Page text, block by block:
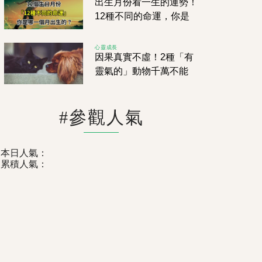
出生月份看一生的運勢！
12種不同的命運，你是
心靈成長
因果真實不虛！2種「有
靈氣的」動物千萬不能
#參觀人氣
本日人氣：
累積人氣：